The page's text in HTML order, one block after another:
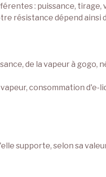
: puissance, tirage,
résistance dépend
de la vapeur à
consommation
supporte, selon sa